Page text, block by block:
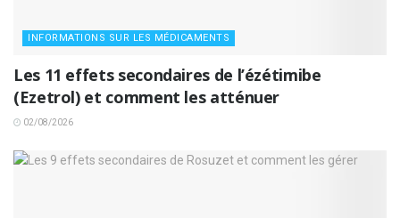
INFORMATIONS SUR LES MÉDICAMENTS
Les 11 effets secondaires de l’ézétimibe
(Ezetrol) et comment les atténuer
02/08/2026